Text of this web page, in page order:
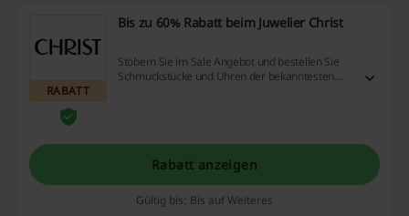
RABATT
Bis zu 60% Rabatt beim Juwelier Christ
Stöbern Sie im Sale Angebot und bestellen Sie
Schmuckstücke und Uhren der bekanntesten
Rabatt anzeigen
Gültig bis: Bis auf Weiteres